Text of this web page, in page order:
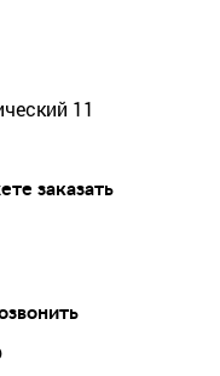
11
заказать